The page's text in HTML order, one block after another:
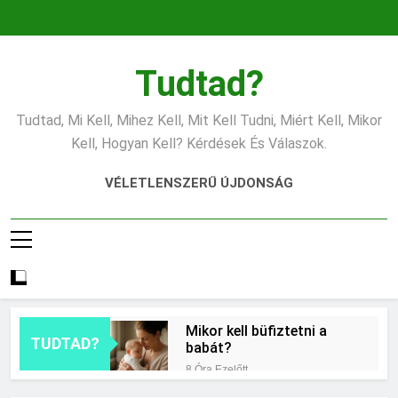
Tudtad?
Tudtad, Mi Kell, Mihez Kell, Mit Kell Tudni, Miért Kell, Mikor
Kell, Hogyan Kell? Kérdések És Válaszok.
VÉLETLENSZERŰ ÚJDONSÁG
TUDTAD?
Mikor kell büfiztetni a
babát?
8 Óra Ezelőtt